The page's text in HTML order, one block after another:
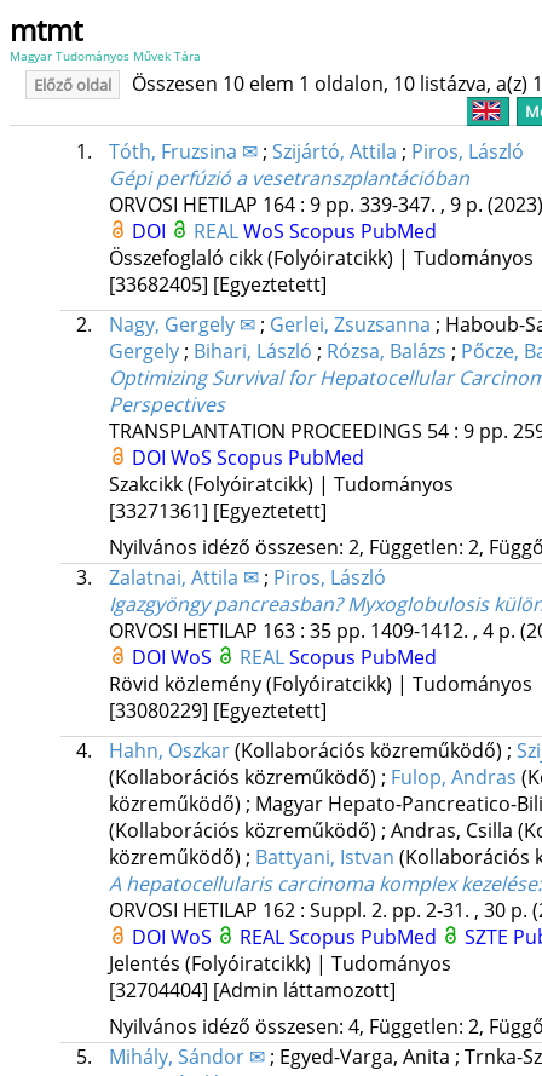
mtmt
Magyar Tudományos Művek Tára
Előző oldal Összesen 10 elem 1 oldalon, 10 listázva, a(z)
1. Tóth, Fruzsina ✉; Szijártó, Attila ; Piros, László
Gépi perfúzió a vesetranszplantációban
ORVOSI HETILAP 164: 9 pp. 339-347. , 9 p. (2023)
DOI
REALWoS Scopus PubMed
Összefoglaló cikk (Folyóiratcikk) | Tudományos
[33682405] [Egyeztetett]
2.
Nagy, Gergely ✉; Gerlei, Zsuzsanna ; Haboub-
Gergely; Bihari, László ; Rózsa, Balázs ; Pőcze,
Optimizing Survival for Hepatocellular
Perspectives
TRANSPLANTATION PROCEEDINGS 54: 9 pp.
DOI WoS Scopus PubMed
Szakcikk (Folyóiratcikk) | Tudományos
[33271361] [Egyeztetett]
Nyilvános idéző összesen: 2, Független: 2,
3.
Zalatnai, Attila ✉; Piros, László
Igazgyöngy pancreasban? Myxoglobulosis
ORVOSI HETILAP 163: 35 pp. 1409-1412. , 4 p.
DOI WoS REALScopus PubMed
Rövid közlemény (Folyóiratcikk) | Tudományos
[33080229] [Egyeztetett]
4.
Hahn, Oszkar(Kollaborációs közreműködő) ;
(Kollaborációs közreműködő) ; Fulop, Andras
közreműködő) ; Magyar Hepato-Pancreatico-
(Kollaborációs közreműködő) ; Andras, Csilla
közreműködő) ; Battyani, Istvan (Kollaborációs
A hepatocellularis carcinoma komplex kezelése
ORVOSI HETILAP 162: Suppl. 2. pp. 2-31. , 30 p.
DOI WoS REALScopus PubMed
SZTE
Jelentés (Folyóiratcikk) | Tudományos
[32704404] [Admin láttamozott]
Nyilvános idéző összesen: 4, Független: 2,
5.
Mihály, Sándor ✉; Egyed-Varga, Anita ; Trnka-